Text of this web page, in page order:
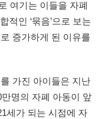
여기는 이들을 자폐
적인 ‘묶음’으로 보는
증가하게 된 이유를
가진 아이들은 지난
만명의 자폐 아동이 앞
세가 되는 시점에 자